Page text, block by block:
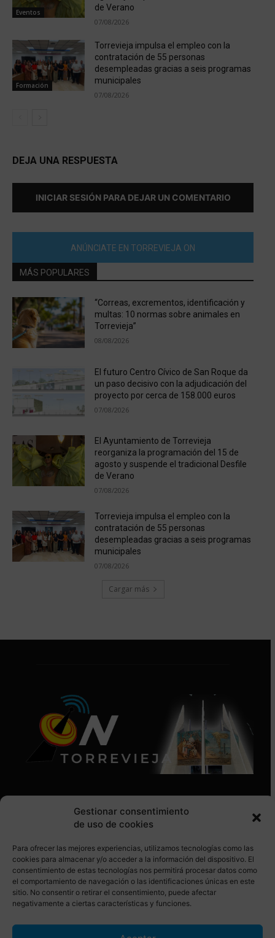
Gestionar consentimiento
de uso de cookies
Para ofrecer las mejores experiencias, utilizamos tecnologías como las
cookies para almacenar y/o acceder a la información del dispositivo. El
consentimiento de estas tecnologías nos permitirá procesar datos como
el comportamiento de navegación o las identificaciones únicas en este
sitio. No consentir o retirar el consentimiento, puede afectar
negativamente a ciertas características y funciones.
Eventos
de Verano
07/08/2026
Formación
Torrevieja impulsa el empleo con la
contratación de 55 personas
desempleadas gracias a seis programas
municipales
07/08/2026
DEJA UNA RESPUESTA
INICIAR SESIÓN PARA DEJAR UN COMENTARIO
ANÚNCIATE EN TORREVIEJA ON
MÁS POPULARES
“Correas, excrementos, identificación y
multas: 10 normas sobre animales en
Torrevieja”
08/08/2026
El futuro Centro Cívico de San Roque da
un paso decisivo con la adjudicación del
proyecto por cerca de 158.000 euros
07/08/2026
El Ayuntamiento de Torrevieja
reorganiza la programación del 15 de
agosto y suspende el tradicional Desfile
de Verano
07/08/2026
Torrevieja impulsa el empleo con la
contratación de 55 personas
desempleadas gracias a seis programas
municipales
07/08/2026
Cargar más
SÍGUENOS EN REDES SOCIALES